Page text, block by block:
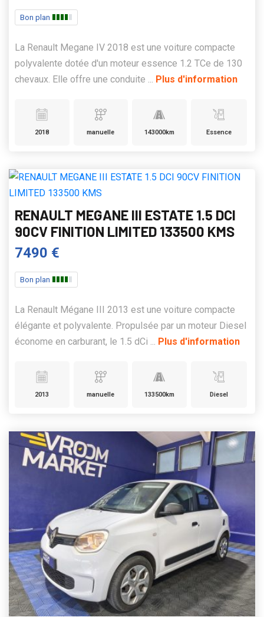
Bon plan
La Renault Megane IV 2018 est une voiture compacte
polyvalente dotée d'un moteur essence 1.2 TCe de 130
chevaux. Elle offre une conduite ... Plus d'information
2018 manuelle 143000km Essence
RENAULT MEGANE III ESTATE 1.5 DCI
90CV FINITION LIMITED 133500 KMS
7490 €
Bon plan
La Renault Mégane III 2013 est une voiture compacte
élégante et polyvalente. Propulsée par un moteur Diesel
économe en carburant, le 1.5 dCi ... Plus d'information
2013 manuelle 133500km Diesel